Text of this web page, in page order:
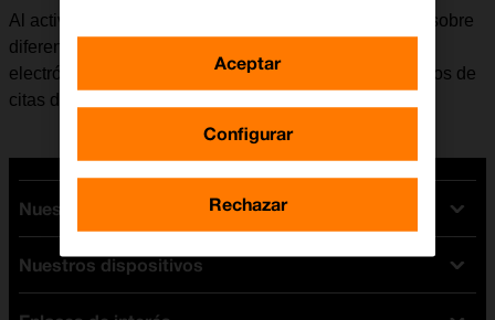
Al activar las notificaciones, el móvil recibe mensajes sobre
diferentes eventos, por ejemplo, nuevos correos
electrónicos, mensajes de redes sociales y recordatorios de
citas del calendario.
Nuestras tarifas
Tarifas Orange
Tarifas fibra y móvil
Nuestros dispositivos
Configurar
Rechazar
Aceptar